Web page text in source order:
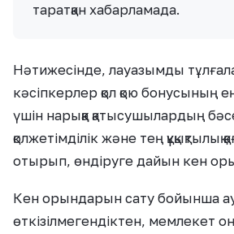
таратқан хабарламада.
Нәтижесінде, лауазымды
кәсіпкерлер қол қою бонусының
үшін нарыққа қатысушылардың
қолжетімділік және тең құқықтылық
отырып, өндіруге дайын кен
Кен орындарын сату бойынша
өткізілмегендіктен, мемлекет